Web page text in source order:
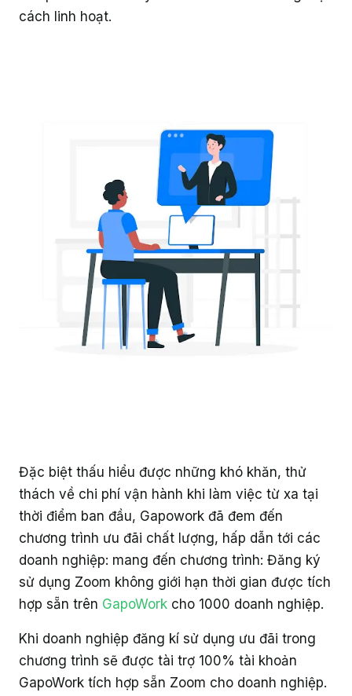
cách linh hoạt.
Đặc biệt thấu hiểu được những khó khăn, thử
thách về chi phí vận hành khi làm việc từ xa tại
thời điểm ban đầu, Gapowork đã đem đến
chương trình ưu đãi chất lượng, hấp dẫn tới các
doanh nghiệp: mang đến chương trình: Đăng ký
sử dụng Zoom không giới hạn thời gian được tích
hợp sẵn trên GapoWork cho 1000 doanh nghiệp.
Khi doanh nghiệp đăng kí sử dụng ưu đãi trong
chương trình sẽ được tài trợ 100% tài khoản
GapoWork tích hợp sẵn Zoom cho doanh nghiệp.